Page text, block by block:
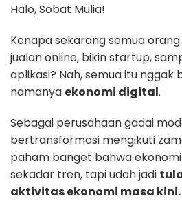
Halo, Sobat Mulia!
Kenapa sekarang semua
jualan online, bikin startup,
aplikasi? Nah, semua itu nggak
namanya ekonomi digital.
Sebagai perusahaan gadai
bertransformasi mengikuti
paham banget bahwa
sekadar tren, tapi udah jadi
aktivitas ekonomi masa kini.